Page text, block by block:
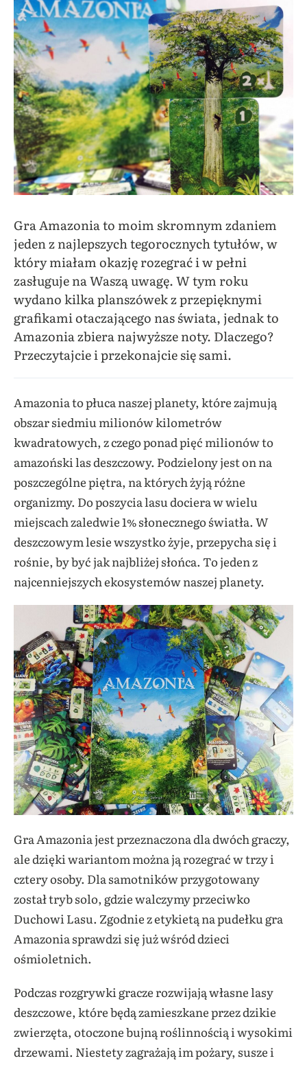
Gra Amazonia to moim skromnym zdaniem
jeden z najlepszych tegorocznych tytułów, w
który miałam okazję rozegrać i w pełni
zasługuje na Waszą uwagę. W tym roku
wydano kilka planszówek z przepięknymi
grafikami otaczającego nas świata, jednak to
Amazonia zbiera najwyższe noty. Dlaczego?
Przeczytajcie i przekonajcie się sami.
Amazonia to płuca naszej planety, które zajmują
obszar siedmiu milionów kilometrów
kwadratowych, z czego ponad pięć milionów to
amazoński las deszczowy. Podzielony jest on na
poszczególne piętra, na których żyją różne
organizmy. Do poszycia lasu dociera w wielu
miejscach zaledwie 1% słonecznego światła. W
deszczowym lesie wszystko żyje, przepycha się i
rośnie, by być jak najbliżej słońca. To jeden z
najcenniejszych ekosystemów naszej planety.
Gra Amazonia jest przeznaczona dla dwóch graczy,
ale dzięki wariantom można ją rozegrać w trzy i
cztery osoby. Dla samotników przygotowany
został tryb solo, gdzie walczymy przeciwko
Duchowi Lasu. Zgodnie z etykietą na pudełku gra
Amazonia sprawdzi się już wśród dzieci
ośmioletnich.
Podczas rozgrywki gracze rozwijają własne lasy
deszczowe, które będą zamieszkane przez dzikie
zwierzęta, otoczone bujną roślinnością i wysokimi
drzewami. Niestety zagrażają im pożary, susze i